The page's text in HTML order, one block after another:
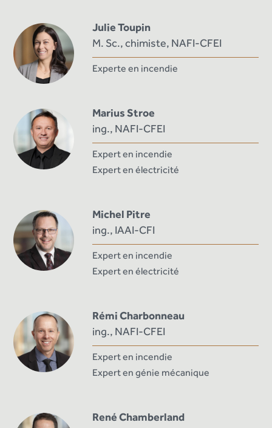
Julie Toupin
M. Sc., chimiste, NAFI-CFEI
Experte en incendie
Marius Stroe
ing., NAFI-CFEI
Expert en incendie
Expert en électricité
Michel Pitre
ing., IAAI-CFI
Expert en incendie
Expert en électricité
Rémi Charbonneau
ing., NAFI-CFEI
Expert en incendie
Expert en génie mécanique
René Chamberland